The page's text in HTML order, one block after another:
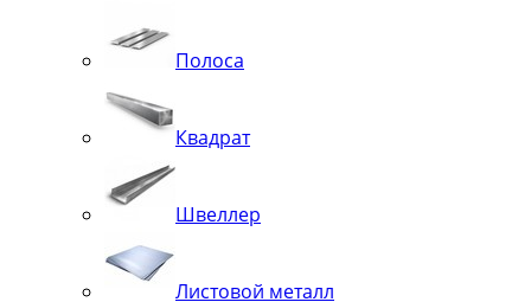
Полоса
Квадрат
Швеллер
Листовой металл